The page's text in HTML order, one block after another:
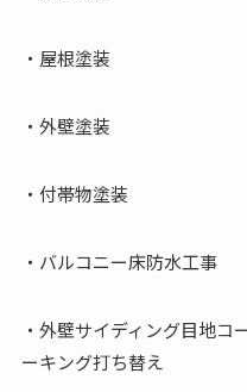
・屋根塗装
・外壁塗装
・付帯物塗装
・バルコニー床防水工事
・外壁サイディング目地コ
ーキング打ち替え